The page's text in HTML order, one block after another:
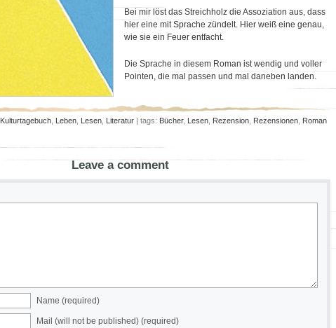
Bei mir löst das Streichholz die Assoziation aus, dass
hier eine mit Sprache zündelt. Hier weiß eine genau,
wie sie ein Feuer entfacht.
Die Sprache in diesem Roman ist wendig und voller
Pointen, die mal passen und mal daneben landen.
Kulturtagebuch Leben Lesen Literatur | tags: Bücher, Lesen Rezension Rezensionen Roman
Leave a comment
Name (required)
Mail (will not be published) (required)